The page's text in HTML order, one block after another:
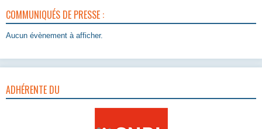
COMMUNIQUÉS DE PRESSE :
Aucun évènement à afficher.
ADHÉRENTE DU